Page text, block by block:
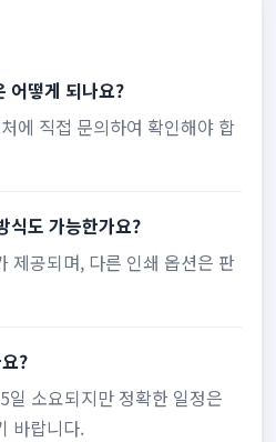
어떻게 되나요?
에 직접 문의하여 확인해야 합
식도 가능한가요?
제공되며, 다른 인쇄 옵션은 판
?
일 소요되지만 정확한 일정은
바랍니다.